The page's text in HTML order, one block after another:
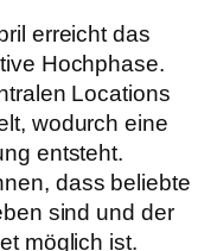
erreicht das
Hochphase.
Locations
wodurch eine
entsteht.
dass beliebte
sind und der
möglich ist.